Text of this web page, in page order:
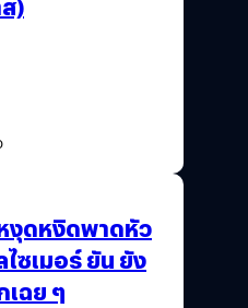
งุดหงิดพาดหัว
ซเมอร์ ยัน ยัง
ฉย ๆ